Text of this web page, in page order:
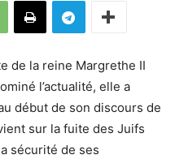
de la reine Margrethe II
l’actualité, elle a
début de son discours de
sur la fuite des Juifs
sécurité de ses